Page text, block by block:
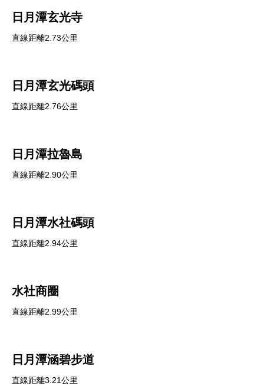
日月潭玄光寺
直線距離2.73公里
日月潭玄光碼頭
直線距離2.76公里
日月潭拉魯島
直線距離2.90公里
日月潭水社碼頭
直線距離2.94公里
水社商圈
直線距離2.99公里
日月潭涵碧步道
直線距離3.21公里